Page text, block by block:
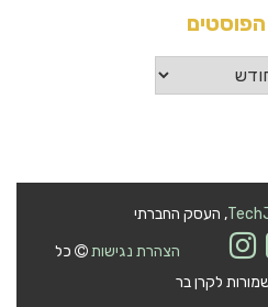
, העסק החברתי
הצהרת נגישות
כל
לקרן בר